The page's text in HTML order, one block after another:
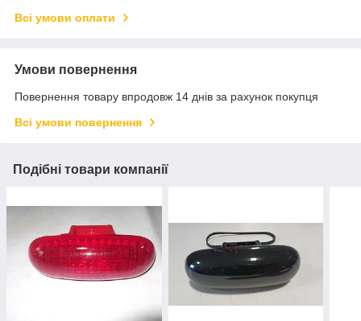
Всі умови оплати
Умови повернення
Повернення товару впродовж 14 днів за рахунок покупця
Всі умови повернення
Подібні товари компанії